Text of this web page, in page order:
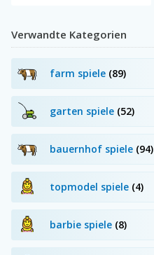
Verwandte Kategorien
farm spiele (89)
garten spiele (52)
bauernhof spiele (94)
topmodel spiele (4)
barbie spiele (8)